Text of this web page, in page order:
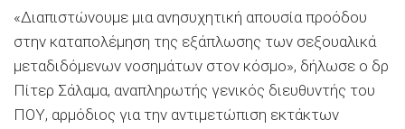
«Διαπιστώνουμε μια ανησυχητική απουσία προόδου
στην καταπολέμηση της εξάπλωσης των σεξουαλικά
μεταδιδόμενων νοσημάτων στον κόσμο», δήλωσε ο δρ
Πίτερ Σάλαμα, αναπληρωτής γενικός διευθυντής του
ΠΟΥ, αρμόδιος για την αντιμετώπιση εκτάκτων